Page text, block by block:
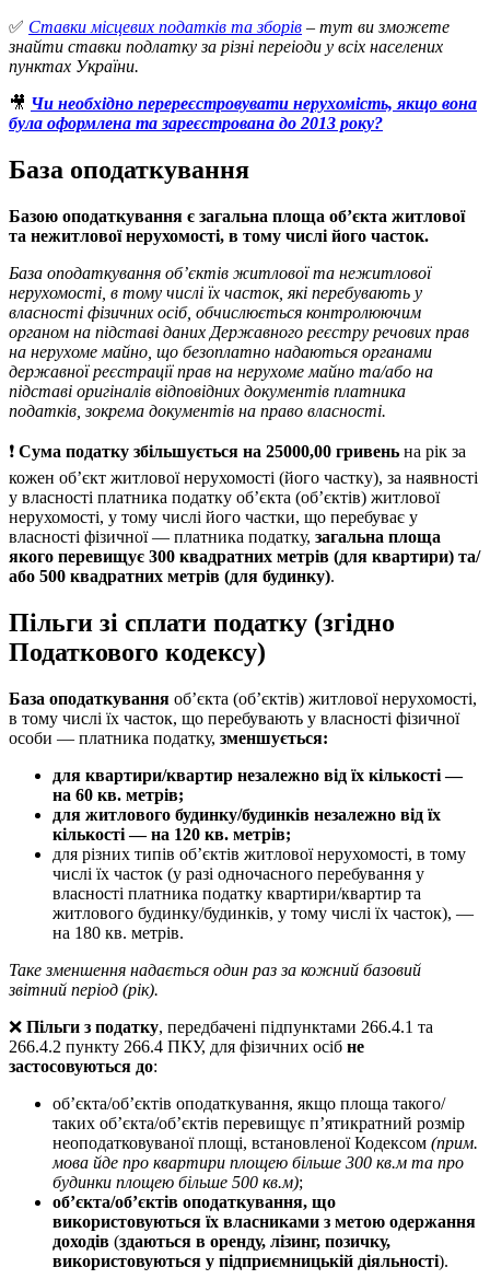
✅ Cтавки місцевих податків та зборів – тут ви зможете
знайти ставки подлатку за різні переіоди у всіх населених
пунктах України.
🎥 Чи необхідно перереєстровувати нерухомість, якщо вона
була оформлена та зареєстрована до 2013 року?
База оподаткування
Базою оподаткування є загальна площа об’єкта житлової
та нежитлової нерухомості, в тому числі його часток.
База оподаткування об’єктів житлової та нежитлової
нерухомості, в тому числі їх часток, які перебувають у
власності фізичних осіб, обчислюється контролюючим
органом на підставі даних Державного реєстру речових прав
на нерухоме майно, що безоплатно надаються органами
державної реєстрації прав на нерухоме майно та/або на
підставі оригіналів відповідних документів платника
податків, зокрема документів на право власності.
❗️ Сума податку збільшується на 25000,00 гривень на рік за
кожен об’єкт житлової нерухомості (його частку), за наявності
у власності платника податку об’єкта (об’єктів) житлової
нерухомості, у тому числі його частки, що перебуває у
власності фізичної — платника податку, загальна площа
якого перевищує 300 квадратних метрів (для квартири) та/
або 500 квадратних метрів (для будинку).
Пільги зі сплати податку (згідно
Податкового кодексу)
База оподаткування об’єкта (об’єктів) житлової нерухомості,
в тому числі їх часток, що перебувають у власності фізичної
особи — платника податку, зменшується:
для квартири/квартир незалежно від їх кількості —
на 60 кв. метрів;
для житлового будинку/будинків незалежно від їх
кількості — на 120 кв. метрів;
для різних типів об’єктів житлової нерухомості, в тому
числі їх часток (у разі одночасного перебування у
власності платника податку квартири/квартир та
житлового будинку/будинків, у тому числі їх часток), —
на 180 кв. метрів.
Таке зменшення надається один раз за кожний базовий
звітний період (рік).
❌ Пільги з податку, передбачені підпунктами 266.4.1 та
266.4.2 пункту 266.4 ПКУ, для фізичних осіб не
застосовуються до:
об’єкта/об’єктів оподаткування, якщо площа такого/
таких об’єкта/об’єктів перевищує п’ятикратний розмір
неоподатковуваної площі, встановленої Кодексом (прим.
мова йде про квартири площею більше 300 кв.м та про
будинки площею більше 500 кв.м);
об’єкта/об’єктів оподаткування, що
використовуються їх власниками з метою одержання
доходів (здаються в оренду, лізинг, позичку,
використовуються у підприємницькій діяльності).